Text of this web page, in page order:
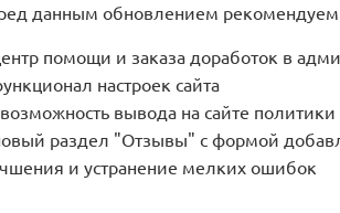
данным обновлением рекомендуем
помощи и заказа доработок в
настроек сайта
вывода на сайте
раздел "Отзывы" с формой
и устранение мелких ошибок